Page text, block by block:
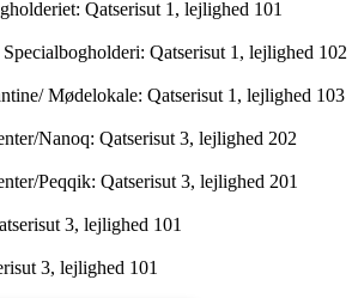
Qatserisut 1, lejlighed 101
Qatserisut 1, lejlighed 102
Mødelokale: Qatserisut 1, lejlighed 103
Nanoq: Qatserisut 3, lejlighed 202
Peqqik: Qatserisut 3, lejlighed 201
3, lejlighed 101
3, lejlighed 101